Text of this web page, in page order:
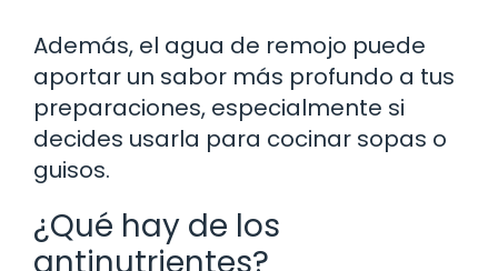
Además, el agua de remojo puede
aportar un sabor más profundo a tus
preparaciones, especialmente si
decides usarla para cocinar sopas o
guisos.
¿Qué hay de los